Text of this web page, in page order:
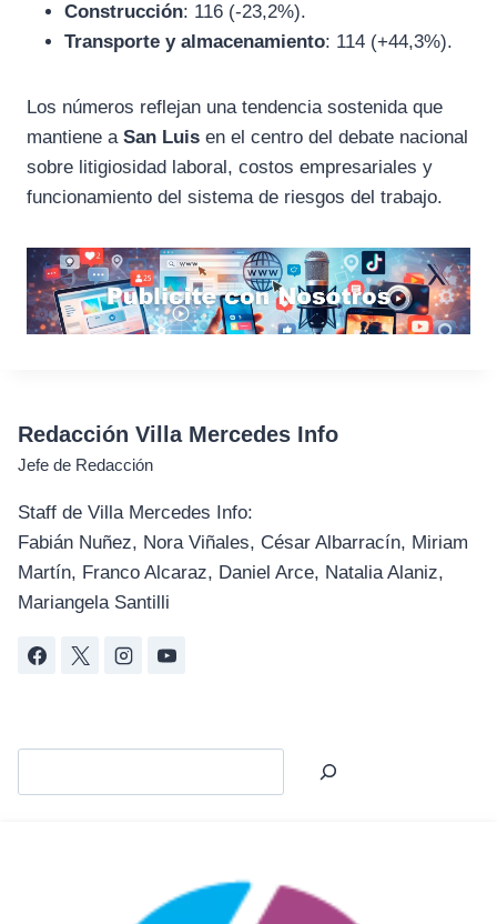
Construcción: 116 (-23,2%).
Transporte y almacenamiento: 114 (+44,3%).
Los números reflejan una tendencia sostenida que
mantiene a San Luis en el centro del debate nacional
sobre litigiosidad laboral, costos empresariales y
funcionamiento del sistema de riesgos del trabajo.
Redacción Villa Mercedes Info
Jefe de Redacción
Staff de Villa Mercedes Info:
Fabián Nuñez, Nora Viñales, César Albarracín, Miriam
Martín, Franco Alcaraz, Daniel Arce, Natalia Alaniz,
Mariangela Santilli